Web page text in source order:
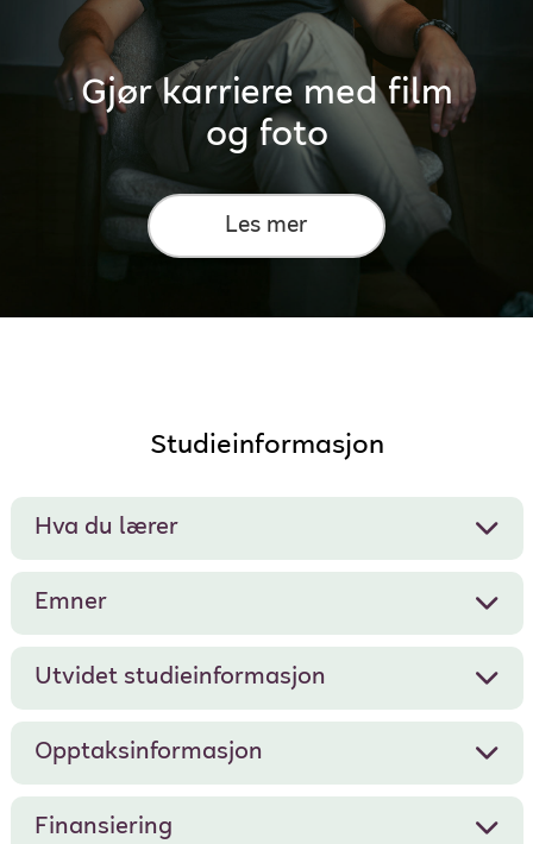
Gjør karriere med film
og foto
Les mer
Studieinformasjon
Hva du lærer
Emner
Utvidet studieinformasjon
Opptaksinformasjon
Finansiering